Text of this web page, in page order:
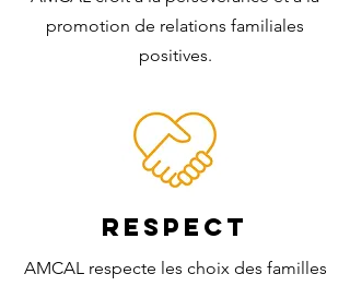
promotion de relations familiales
positives.
RESPECT
AMCAL respecte les choix des familles